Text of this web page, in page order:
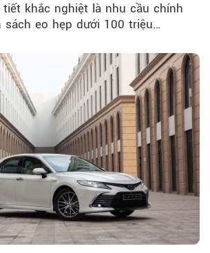
khắc nghiệt là nhu cầu chính
sách eo hẹp dưới 100 triệu